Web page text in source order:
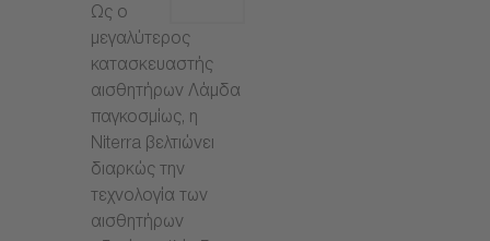
Ως ο
μεγαλύτερος
κατασκευαστής
αισθητήρων Λάμδα
παγκοσμίως, η
Niterra βελτιώνει
διαρκώς την
τεχνολογία των
αισθητήρων